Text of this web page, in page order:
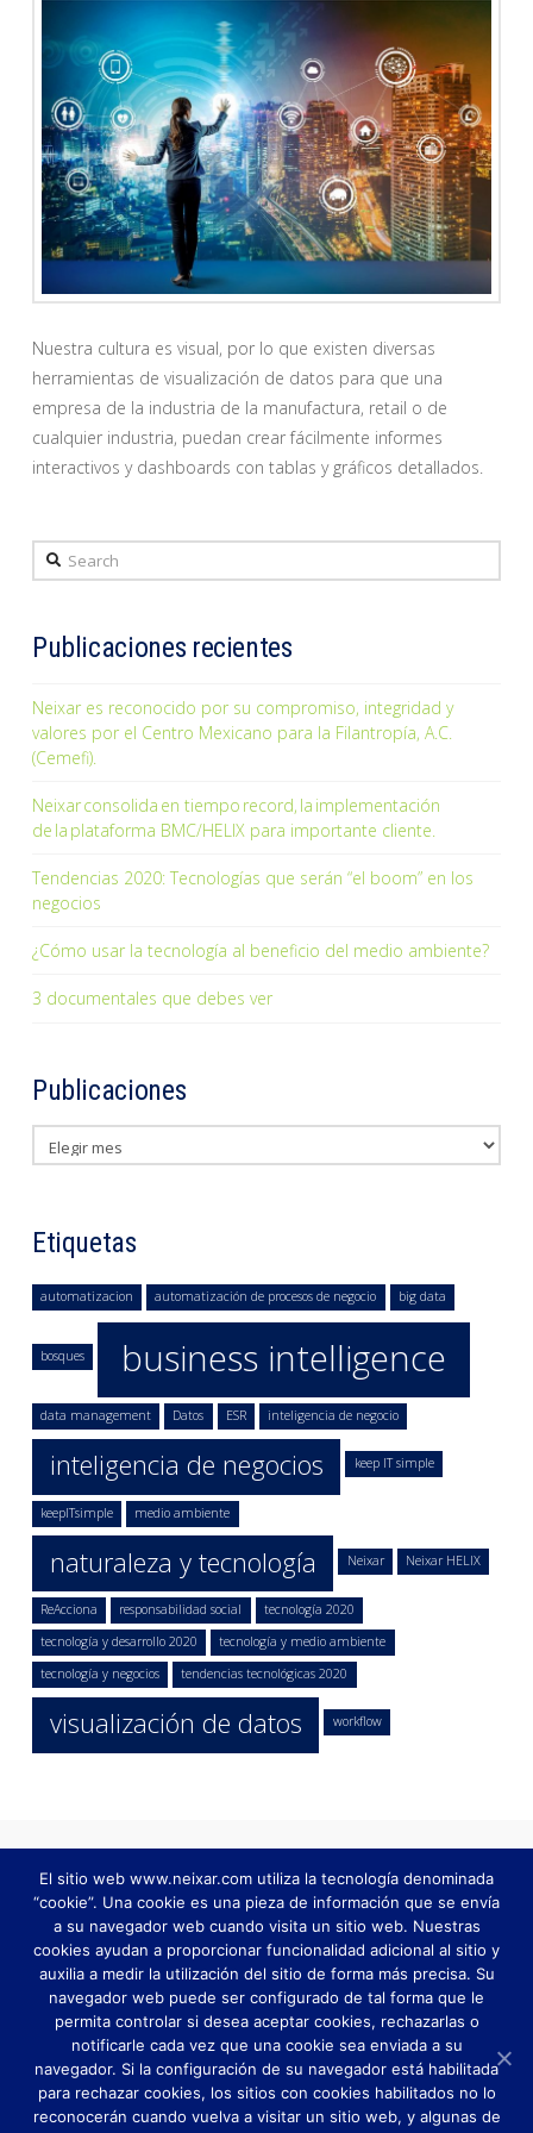
Nuestra cultura es visual, por lo que existen diversas
herramientas de visualización de datos para que una
empresa de la industria de la manufactura, retail o de
cualquier industria, puedan crear fácilmente informes
interactivos y dashboards con tablas y gráficos detallados.
Search
Publicaciones recientes
Neixar es reconocido por su compromiso, integridad y
valores por el Centro Mexicano para la Filantropía, A.C.
(Cemefi).
Neixar consolida en tiempo record, la implementación
de la plataforma BMC/HELIX para importante cliente.
Tendencias 2020: Tecnologías que serán “el boom” en los
negocios
¿Cómo usar la tecnología al beneficio del medio ambiente?
3 documentales que debes ver
Publicaciones
Publicaciones
Etiquetas
automatizacion automatización de procesos de negocio big data
bosques business intelligence
data management Datos ESR inteligencia de negocio
inteligencia de negocios keep IT simple
keepITsimple medio ambiente
naturaleza y tecnología Neixar Neixar HELIX
ReAcciona responsabilidad social
tecnología 2020
tecnología y desarrollo 2020
tecnología y medio ambiente
tecnología y negocios
tendencias tecnológicas 2020
visualización de datos workflow
AUTOMATIZACIÓN DE PROCESOS TI
AUTOMATIZACIÓN DE PROCESOS
INTELIGENCIA DE NEGOCIOS
FÁBRICA DE SOFTWARE
CUSTOMER 360
MODELO DE GESTIÓN DE SERVICIOS
El sitio web www.neixar.com utiliza la tecnología denominada
“cookie”. Una cookie es una pieza de información que se envía
a su navegador web cuando visita un sitio web. Nuestras
cookies ayudan a proporcionar funcionalidad adicional al sitio y
auxilia a medir la utilización del sitio de forma más precisa. Su
navegador web puede ser configurado de tal forma que le
permita controlar si desea aceptar cookies, rechazarlas o
notificarle cada vez que una cookie sea enviada a su
navegador. Si la configuración de su navegador está habilitada
para rechazar cookies, los sitios con cookies habilitados no lo
reconocerán cuando vuelva a visitar un sitio web, y algunas de